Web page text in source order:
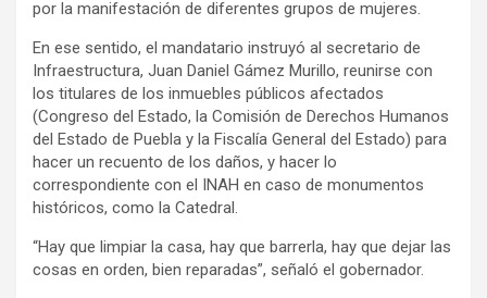
por la manifestación de diferentes grupos de mujeres.
En ese sentido, el mandatario instruyó al secretario de
Infraestructura, Juan Daniel Gámez Murillo, reunirse con
los titulares de los inmuebles públicos afectados
(Congreso del Estado, la Comisión de Derechos Humanos
del Estado de Puebla y la Fiscalía General del Estado) para
hacer un recuento de los daños, y hacer lo
correspondiente con el INAH en caso de monumentos
históricos, como la Catedral.
“Hay que limpiar la casa, hay que barrerla, hay que dejar las
cosas en orden, bien reparadas”, señaló el gobernador.